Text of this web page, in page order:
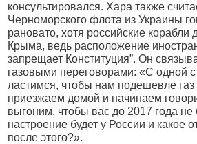
консультировался. Хара также
Черноморского флота из Украины
рановато, хотя российские корабли
Крыма, ведь расположение
запрещает Конституция”. Он
газовыми переговорами: «С одной
ластимся, чтобы нам подешевле газ
приезжаем домой и начинаем
выгоним, чтобы вас до 2017 года
настроение будет у России и какое
после этого?».